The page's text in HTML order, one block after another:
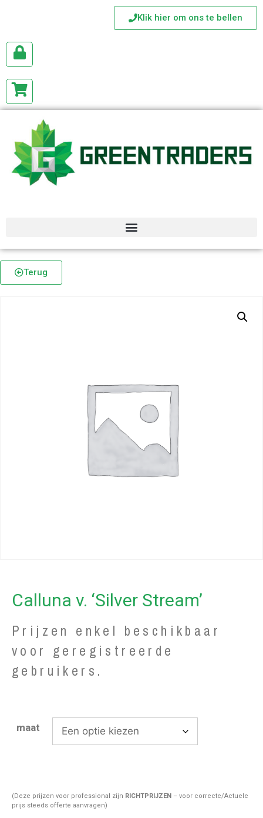
Klik hier om ons te bellen
Terug
Calluna v. ‘Silver Stream’
Prijzen enkel beschikbaar
voor geregistreerde
gebruikers.
maat
(Deze prijzen voor professional zijn RICHTPRIJZEN – voor correcte/Actuele
prijs steeds offerte aanvragen)